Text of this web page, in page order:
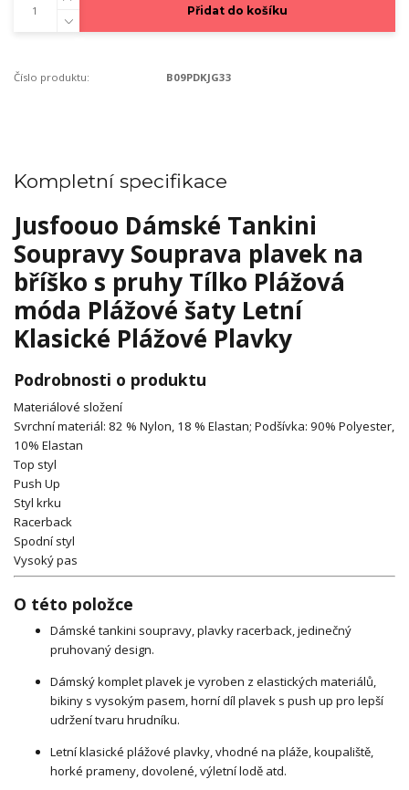
Přidat do košíku
Číslo produktu: B09PDKJG33
Kompletní specifikace
Jusfoouo Dámské Tankini
Soupravy Souprava plavek na
bříško s pruhy Tílko Plážová
móda Plážové šaty Letní
Klasické Plážové Plavky
Podrobnosti o produktu
Materiálové složení
Svrchní materiál: 82 % Nylon, 18 % Elastan; Podšívka: 90% Polyester,
10% Elastan
Top styl
Push Up
Styl krku
Racerback
Spodní styl
Vysoký pas
O této položce
Dámské tankini soupravy, plavky racerback, jedinečný
pruhovaný design.
Dámský komplet plavek je vyroben z elastických materiálů,
bikiny s vysokým pasem, horní díl plavek s push up pro lepší
udržení tvaru hrudníku.
Letní klasické plážové plavky, vhodné na pláže, koupaliště,
horké prameny, dovolené, výletní lodě atd.